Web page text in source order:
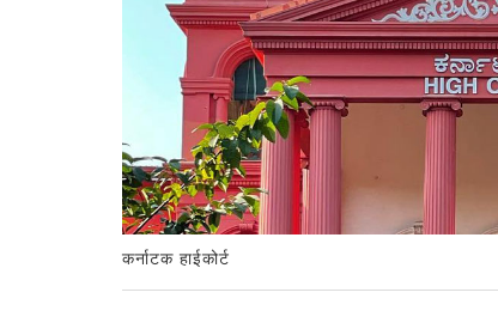
कर्नाटक हाईकोर्ट